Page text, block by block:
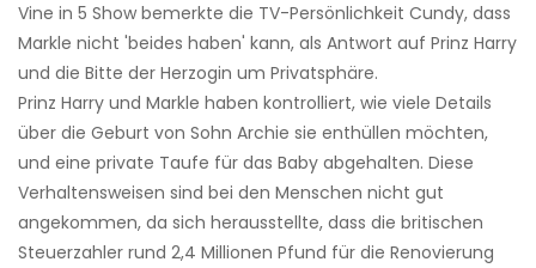
Vine in 5 Show bemerkte die TV-Persönlichkeit Cundy, dass
Markle nicht 'beides haben' kann, als Antwort auf Prinz Harry
und die Bitte der Herzogin um Privatsphäre.
Prinz Harry und Markle haben kontrolliert, wie viele Details
über die Geburt von Sohn Archie sie enthüllen möchten,
und eine private Taufe für das Baby abgehalten. Diese
Verhaltensweisen sind bei den Menschen nicht gut
angekommen, da sich herausstellte, dass die britischen
Steuerzahler rund 2,4 Millionen Pfund für die Renovierung